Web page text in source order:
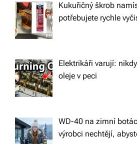
Kukuřičný škrob
potřebujete rychle
Elektrikáři varují:
oleje v peci
WD-40 na zimní
výrobci nechtějí,